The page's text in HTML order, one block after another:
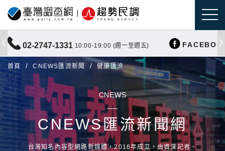
02-2747-1331 10:00-19:00 (週一至週五)
首頁 CNEWS匯流新聞 健康匯流
CNEWS
CNEWS匯流新聞網
台灣知名內容型網路新媒體，2016年成立，由資深記者、